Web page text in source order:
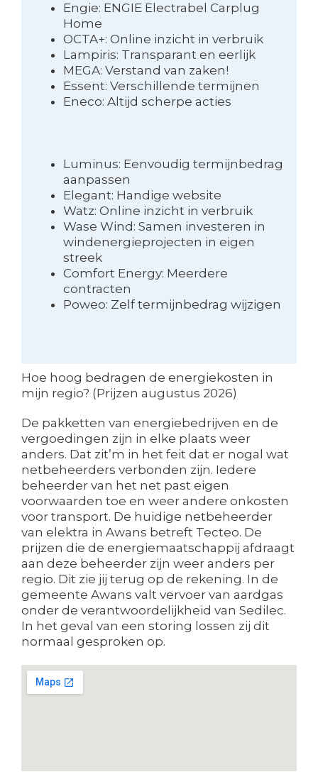
Engie: ENGIE Electrabel Carplug
Home
OCTA+: Online inzicht in verbruik
Lampiris: Transparant en eerlijk
MEGA: Verstand van zaken!
Essent: Verschillende termijnen
Eneco: Altijd scherpe acties
Luminus: Eenvoudig termijnbedrag
aanpassen
Elegant: Handige website
Watz: Online inzicht in verbruik
Wase Wind: Samen investeren in
windenergieprojecten in eigen
streek
Comfort Energy: Meerdere
contracten
Poweo: Zelf termijnbedrag wijzigen
Hoe hoog bedragen de energiekosten in
mijn regio? (Prijzen augustus 2026)
De pakketten van energiebedrijven en de
vergoedingen zijn in elke plaats weer
anders. Dat zit’m in het feit dat er nogal wat
netbeheerders verbonden zijn. Iedere
beheerder van het net past eigen
voorwaarden toe en weer andere onkosten
voor transport. De huidige netbeheerder
van elektra in Awans betreft Tecteo. De
prijzen die de energiemaatschappij afdraagt
aan deze beheerder zijn weer anders per
regio. Dit zie jij terug op de rekening. In de
gemeente Awans valt vervoer van aardgas
onder de verantwoordelijkheid van Sedilec.
In het geval van een storing lossen zij dit
normaal gesproken op.